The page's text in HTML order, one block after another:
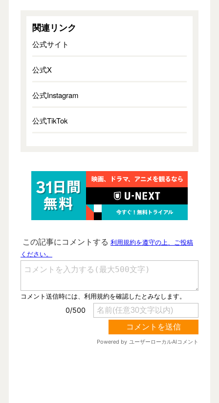
関連リンク
公式サイト
公式X
公式Instagram
公式TikTok